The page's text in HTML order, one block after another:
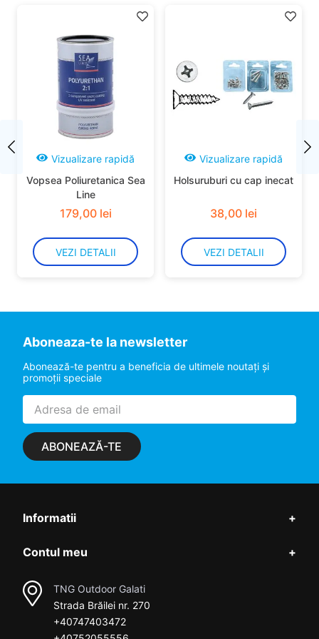
rezistenta la uzura fizica si spalare)
Utilizat pentru
Urban
Lifestyle
Drumetie
Schi in statiune
Vizualizare rapidă
Vopsea Poliuretanica Sea
Line
179,00 lei
VEZI DETALII
Vizualizare rapidă
Holsuruburi cu cap inecat
38,00 lei
VEZI DETALII
Aboneaza-te la newsletter
Abonează-te pentru a beneficia de ultimele noutaţi şi
promoţii speciale
ABONEAZĂ-TE
Informatii +
Contul meu +
TNG Outdoor Galati
Strada Brăilei nr. 270
+40747403472